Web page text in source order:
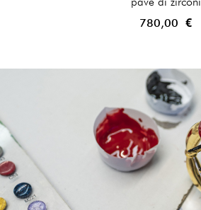
780,00 €